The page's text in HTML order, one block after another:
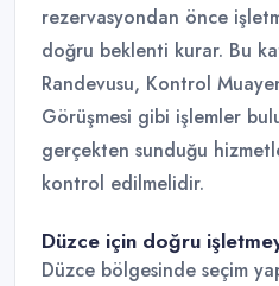
rezervasyondan önce
doğru beklenti kurar. Bu
Randevusu, Kontrol
Görüşmesi gibi işlemler
gerçekten sunduğu
kontrol edilmelidir.
Düzce için doğru
Düzce bölgesinde seçim